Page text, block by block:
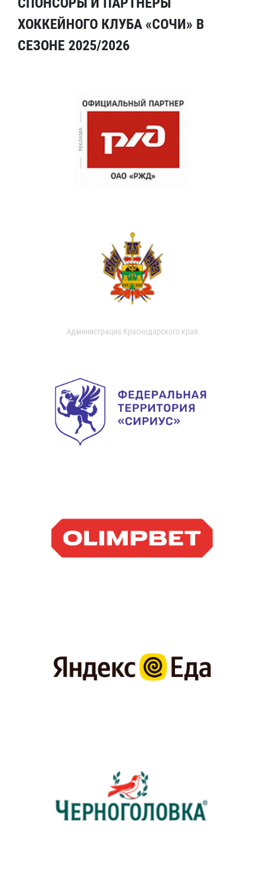
ХОККЕЙНОГО КЛУБА «СОЧИ» В
СЕЗОНЕ 2025/2026
Администрация Краснодарского края